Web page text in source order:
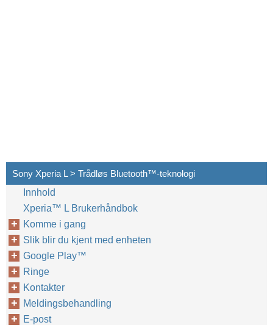
Sony Xperia L > Trådløs Bluetooth™‎-teknologi
Innhold
Xperia™‎ L Brukerhåndbok
Komme i gang
Slik blir du kjent med enheten
Google Play™‎
Ringe
Kontakter
Meldingsbehandling
E-post